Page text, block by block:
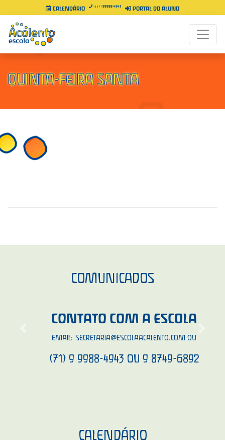
CALENDÁRIO +55 71 99988-4943 PORTAL DO ALUNO
QUINTA-FEIRA SANTA
COMUNICADOS
CONTATO COM A ESCOLA
EMAIL:SECRETARIA@ESCOLAACALENTO.COMOU
(71) 9 9988-4943 OU 9 8749-6892
CALENDÁRIO